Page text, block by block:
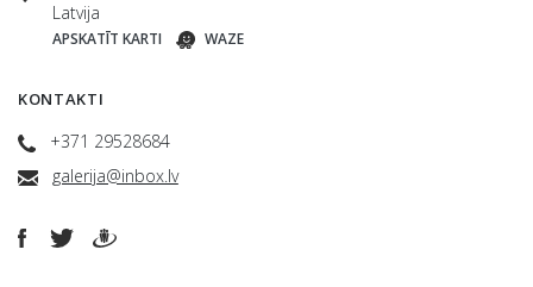
Latvija
APSKATĪT KARTI WAZE
KONTAKTI
+371 29528684
galerija@inbox.lv